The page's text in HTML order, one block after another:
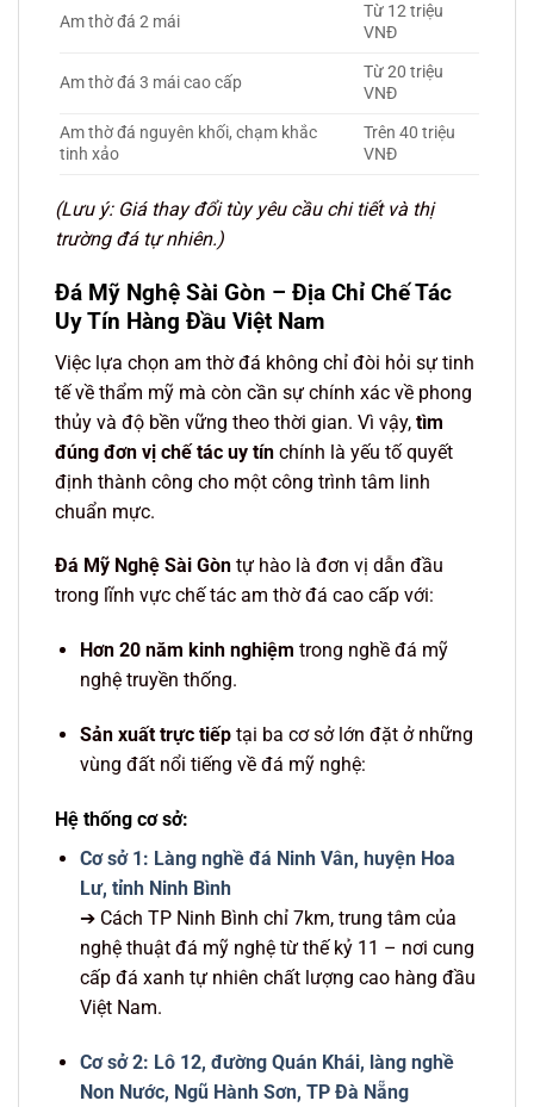
Am thờ đá 2 mái
Từ 12 triệu
VNĐ
Am thờ đá 3 mái cao cấp
Từ 20 triệu
VNĐ
Am thờ đá nguyên khối, chạm khắc
tinh xảo
Trên 40 triệu
VNĐ
(Lưu ý: Giá thay đổi tùy yêu cầu chi tiết và thị
trường đá tự nhiên.)
Đá Mỹ Nghệ Sài Gòn – Địa Chỉ Chế Tác
Uy Tín Hàng Đầu Việt Nam
Việc lựa chọn am thờ đá không chỉ đòi hỏi sự tinh
tế về thẩm mỹ mà còn cần sự chính xác về phong
thủy và độ bền vững theo thời gian. Vì vậy, tìm
đúng đơn vị chế tác uy tín chính là yếu tố quyết
định thành công cho một công trình tâm linh
chuẩn mực.
Đá Mỹ Nghệ Sài Gòn tự hào là đơn vị dẫn đầu
trong lĩnh vực chế tác am thờ đá cao cấp với:
Hơn 20 năm kinh nghiệm trong nghề đá mỹ
nghệ truyền thống.
Sản xuất trực tiếptại ba cơ sở lớn đặt ở những
vùng đất nổi tiếng về đá mỹ nghệ:
Hệ thống cơ sở:
Cơ sở 1: Làng nghề đá Ninh Vân, huyện Hoa
Lư, tỉnh Ninh Bình
➔ Cách TP Ninh Bình chỉ 7km, trung tâm của
nghệ thuật đá mỹ nghệ từ thế kỷ 11 – nơi cung
cấp đá xanh tự nhiên chất lượng cao hàng đầu
Việt Nam.
Cơ sở 2: Lô 12, đường Quán Khái, làng nghề
Non Nước, Ngũ Hành Sơn, TP Đà Nẵng